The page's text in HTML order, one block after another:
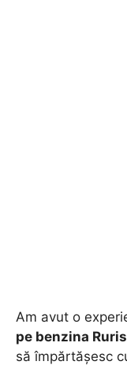
Am avut o
pe benzina
să împărtășesc